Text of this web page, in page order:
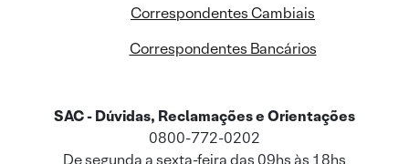
Correspondentes Cambiais
Correspondentes Bancários
SAC - Dúvidas, Reclamações e Orientações
0800-772-0202
De segunda a sexta-feira das 09hs às 18hs